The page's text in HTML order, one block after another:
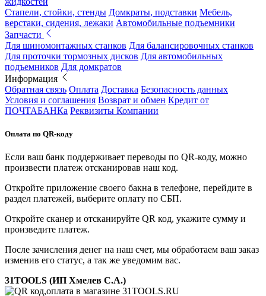
Стапели, стойки, стенды Домкраты, подставки Мебель,
верстаки, сидения, лежаки Автомобильные подъемники
Запчасти
Для шиномонтажных станков Для балансировочных станков
Для проточки тормозных дисков Для автомобильных
подъемников Для домкратов
Информация
Обратная связь Оплата Доставка Безопасность данных
Условия и соглашения Возврат и обмен Кредит от
ПОЧТАБАНКа Реквизиты Компании
Оплата по QR-коду
Если ваш банк поддерживает переводы по QR-коду, можно
произвести платеж отсканировав наш код.
Откройте приложение своего бакна в телефоне, перейдите в
раздел платежей, выберите оплату по СБП.
Откройте сканер и отсканируйте QR код, укажите сумму и
произведите платеж.
После зачисления денег на наш счет, мы обработаем ваш заказ
изменив его статус, а так же уведомим вас.
31TOOLS (ИП Хмелев С.А.)